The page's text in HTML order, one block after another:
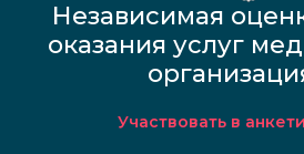
Независимая
оказания услуг
Участвовать в